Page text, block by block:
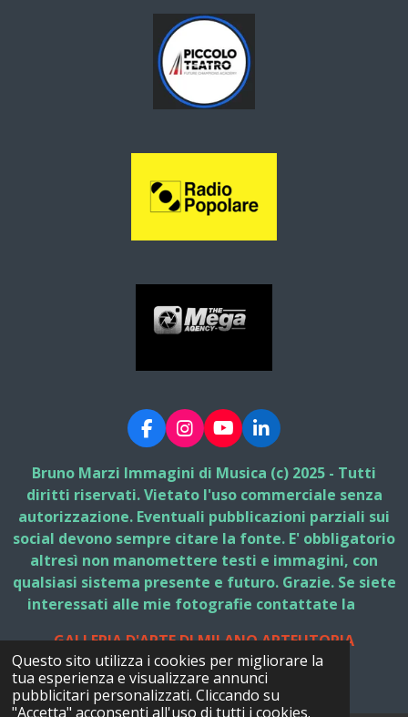
Questo sito utilizza i cookies per migliorare la
tua esperienza e visualizzare annunci
pubblicitari personalizzati. Cliccando su
"Accetta" acconsenti all'uso di tutti i cookies.
F
a
c
e
b
o
o
k
I
n
s
t
a
g
r
a
m
Y
o
u
T
u
b
e
L
i
n
k
e
d
I
n
Bruno Marzi Immagini di Musica (c) 2025 - Tutti
diritti riservati. Vietato l'uso commerciale senza
autorizzazione. Eventuali pubblicazioni parziali sui
social devono sempre citare la fonte. E' obbligatorio
altresì non manomettere testi e immagini, con
qualsiasi sistema presente e futuro. Grazie. Se siete
interessati alle mie fotografie contattate la
GALLERIA D'ARTE DI MILANO ARTEUTOPIA
© 2025 - 2026 Bruno Marzi Immagini di Musica
Fornito daWebador